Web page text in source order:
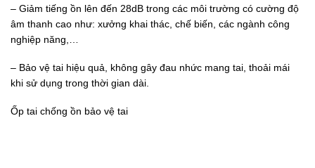
– Giảm tiếng ồn lên đến 28dB trong các môi trường có cường độ
âm thanh cao như: xưởng khai thác, chế biến, các ngành công
nghiệp năng,…
– Bảo vệ tai hiệu quả, không gây đau nhức mang tai, thoải mái
khi sử dụng trong thời gian dài.
Ốp tai chống ồn bảo vệ tai